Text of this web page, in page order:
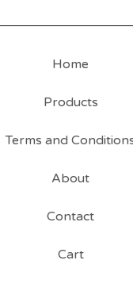
Home
Products
Terms and
About
Contact
Cart